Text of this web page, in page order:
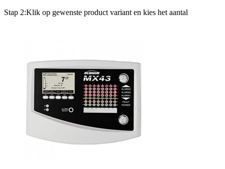
Stap 2:Klik op gewenste product variant en kies het aantal